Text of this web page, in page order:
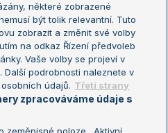
Turnaj mistryň
některé zobrazené
být tolik relevantní. Tuto
zobrazit a změnit své volby
na odkaz Řízení předvoleb
Vaše volby se projeví v
Další podrobnosti naleznete v
údajů. Třetí strany
zpracováváme údaje s